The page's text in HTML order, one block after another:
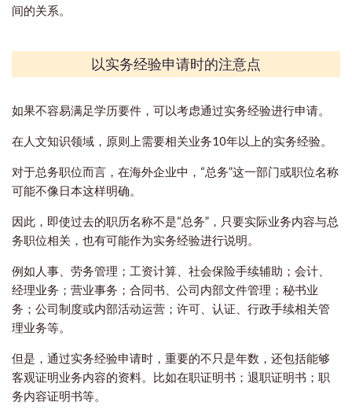
间的关系。
以实务经验申请时的注意点
如果不容易满足学历要件，可以考虑通过实务经验进行申请。
在人文知识领域，原则上需要相关业务10年以上的实务经验。
对于总务职位而言，在海外企业中，“总务”这一部门或职位名称
可能不像日本这样明确。
因此，即使过去的职历名称不是“总务”，只要实际业务内容与总
务职位相关，也有可能作为实务经验进行说明。
例如人事、劳务管理；工资计算、社会保险手续辅助；会计、
经理业务；营业事务；合同书、公司内部文件管理；秘书业
务；公司制度或内部活动运营；许可、认证、行政手续相关管
理业务等。
但是，通过实务经验申请时，重要的不只是年数，还包括能够
客观证明业务内容的资料。比如在职证明书；退职证明书；职
务内容证明书等。